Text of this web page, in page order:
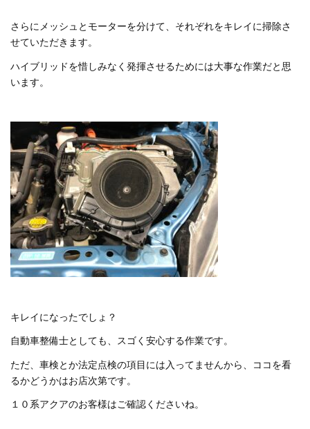
さらにメッシュとモーターを分けて、それぞれをキレイに掃除さ
せていただきます。
ハイブリッドを惜しみなく発揮させるためには大事な作業だと思
います。
キレイになったでしょ？
自動車整備士としても、スゴく安心する作業です。
ただ、車検とか法定点検の項目には入ってませんから、ココを看
るかどうかはお店次第です。
１０系アクアのお客様はご確認くださいね。